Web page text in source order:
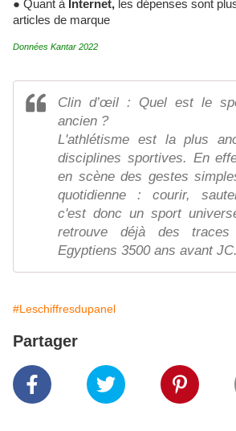
● Quant à Internet, les dépenses sont
articles de marque
Données Kantar 2022
Clin d’œil : Quel est le
ancien ?
L'athlétisme est la plus
disciplines sportives. En
en scène des gestes
quotidienne : courir,
c'est donc un sport
retrouve déjà des
Egyptiens 3500 ans avant JC.
#Leschiffresdupanel
Partager